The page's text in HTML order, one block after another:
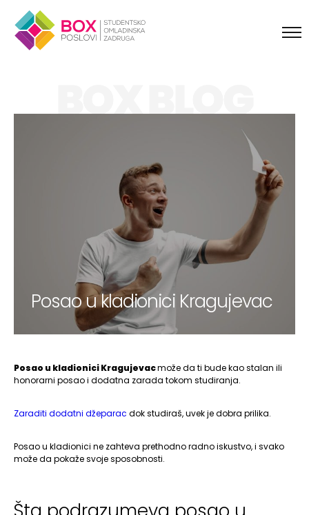
BOX BLOG
Posao u kladionici Kragujevac
Posao u kladionici Kragujevacmože da ti bude kao stalan ili
honorarni posao i dodatna zarada tokom studiranja.
Zaraditi dodatni džeparac dok studiraš, uvek je dobra prilika.
Posao u kladionici ne zahteva prethodno radno iskustvo, i svako
može da pokaže svoje sposobnosti.